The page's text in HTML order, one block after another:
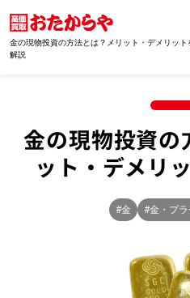
金の現物投資の方法とは？メリット・デメリット
解説
金の現物投資の
ット・デメリ
#金 #金・プ